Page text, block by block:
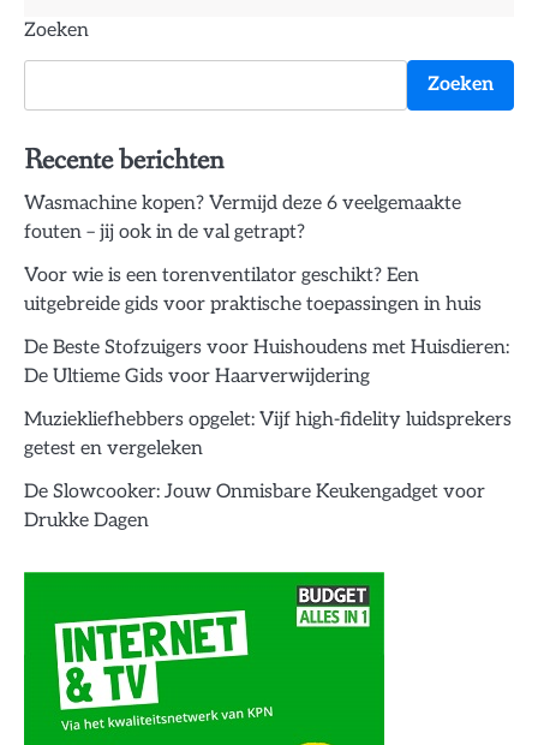
Zoeken
Zoeken
Recente berichten
Wasmachine kopen? Vermijd deze 6 veelgemaakte
fouten – jij ook in de val getrapt?
Voor wie is een torenventilator geschikt? Een
uitgebreide gids voor praktische toepassingen in huis
De Beste Stofzuigers voor Huishoudens met Huisdieren:
De Ultieme Gids voor Haarverwijdering
Muziekliefhebbers opgelet: Vijf high-fidelity luidsprekers
getest en vergeleken
De Slowcooker: Jouw Onmisbare Keukengadget voor
Drukke Dagen